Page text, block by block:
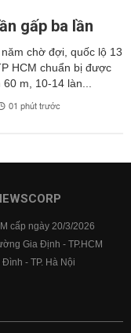
gấp ba lần
chờ đợi, quốc lộ 13
HCM chuẩn bị được
m, 10-14 làn...
01 phút trước
cấp ngày 20/3/2026
Gia Định - TP.HCM
- TP. Hà Nội